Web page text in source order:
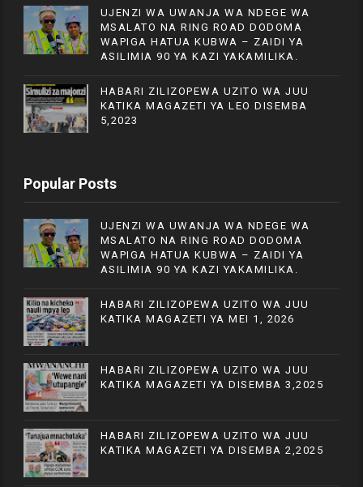
UJENZI WA UWANJA WA NDEGE WA
MSALATO NA RING ROAD DODOMA
WAPIGA HATUA KUBWA – ZAIDI YA
ASILIMIA 90 YA KAZI YAKAMILIKA.
HABARI ZILIZOPEWA UZITO WA JUU
KATIKA MAGAZETI YA LEO DISEMBA
5,2023
Popular Posts
UJENZI WA UWANJA WA NDEGE WA
MSALATO NA RING ROAD DODOMA
WAPIGA HATUA KUBWA – ZAIDI YA
ASILIMIA 90 YA KAZI YAKAMILIKA.
HABARI ZILIZOPEWA UZITO WA JUU
KATIKA MAGAZETI YA MEI 1, 2026
HABARI ZILIZOPEWA UZITO WA JUU
KATIKA MAGAZETI YA DISEMBA 3,2025
HABARI ZILIZOPEWA UZITO WA JUU
KATIKA MAGAZETI YA DISEMBA 2,2025